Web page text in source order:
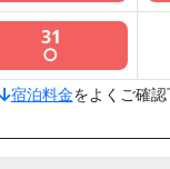
31
○
宿泊料金をよくご確